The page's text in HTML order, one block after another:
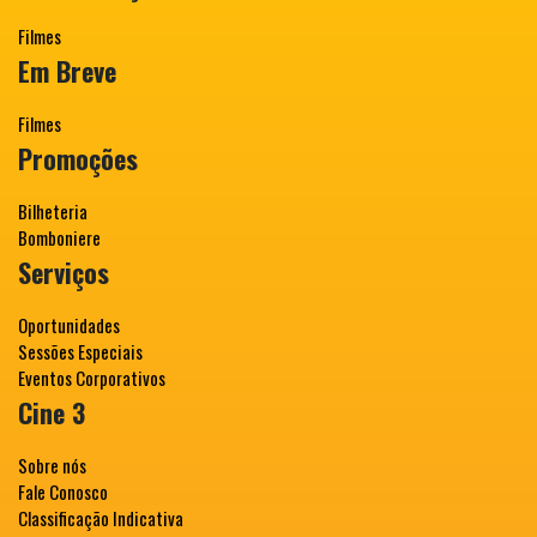
Filmes
Em Breve
Filmes
Promoções
Bilheteria
Bomboniere
Serviços
Oportunidades
Sessões Especiais
Eventos Corporativos
Cine 3
Sobre nós
Fale Conosco
Classificação Indicativa